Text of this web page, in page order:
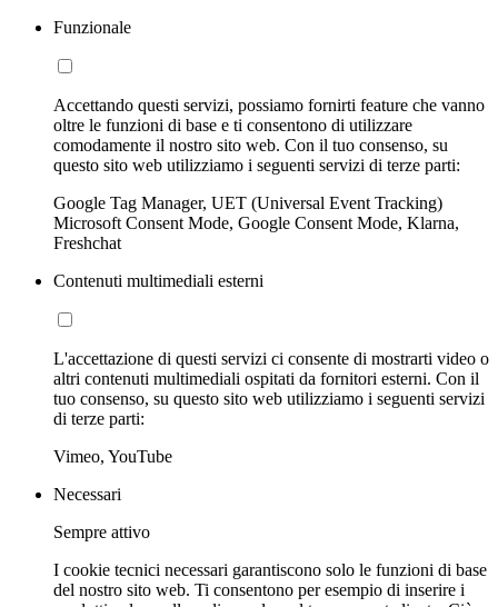
Funzionale
Accettando questi servizi, possiamo fornirti feature che vanno
oltre le funzioni di base e ti consentono di utilizzare
comodamente il nostro sito web. Con il tuo consenso, su
questo sito web utilizziamo i seguenti servizi di terze parti:
Google Tag Manager, UET (Universal Event Tracking)
Microsoft Consent Mode, Google Consent Mode, Klarna,
Freshchat
Contenuti multimediali esterni
L'accettazione di questi servizi ci consente di mostrarti video o
altri contenuti multimediali ospitati da fornitori esterni. Con il
tuo consenso, su questo sito web utilizziamo i seguenti servizi
di terze parti:
Vimeo, YouTube
Necessari
Sempre attivo
I cookie tecnici necessari garantiscono solo le funzioni di base
del nostro sito web. Ti consentono per esempio di inserire i